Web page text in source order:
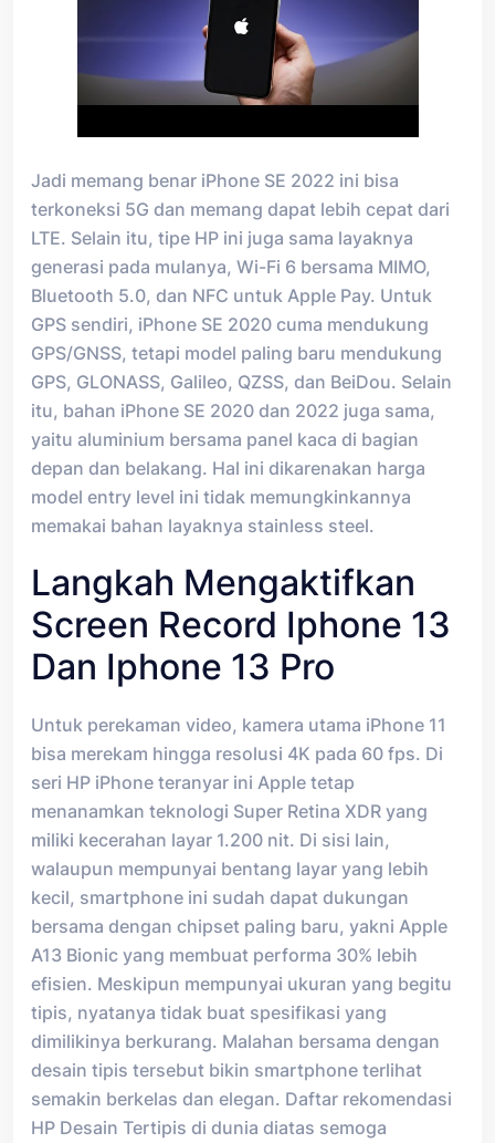
Jadi memang benar iPhone SE 2022 ini bisa
terkoneksi 5G dan memang dapat lebih cepat dari
LTE. Selain itu, tipe HP ini juga sama layaknya
generasi pada mulanya, Wi-Fi 6 bersama MIMO,
Bluetooth 5.0, dan NFC untuk Apple Pay. Untuk
GPS sendiri, iPhone SE 2020 cuma mendukung
GPS/GNSS, tetapi model paling baru mendukung
GPS, GLONASS, Galileo, QZSS, dan BeiDou. Selain
itu, bahan iPhone SE 2020 dan 2022 juga sama,
yaitu aluminium bersama panel kaca di bagian
depan dan belakang. Hal ini dikarenakan harga
model entry level ini tidak memungkinkannya
memakai bahan layaknya stainless steel.
Langkah Mengaktifkan
Screen Record Iphone 13
Dan Iphone 13 Pro
Untuk perekaman video, kamera utama iPhone 11
bisa merekam hingga resolusi 4K pada 60 fps. Di
seri HP iPhone teranyar ini Apple tetap
menanamkan teknologi Super Retina XDR yang
miliki kecerahan layar 1.200 nit. Di sisi lain,
walaupun mempunyai bentang layar yang lebih
kecil, smartphone ini sudah dapat dukungan
bersama dengan chipset paling baru, yakni Apple
A13 Bionic yang membuat performa 30% lebih
efisien. Meskipun mempunyai ukuran yang begitu
tipis, nyatanya tidak buat spesifikasi yang
dimilikinya berkurang. Malahan bersama dengan
desain tipis tersebut bikin smartphone terlihat
semakin berkelas dan elegan. Daftar rekomendasi
HP Desain Tertipis di dunia diatas semoga